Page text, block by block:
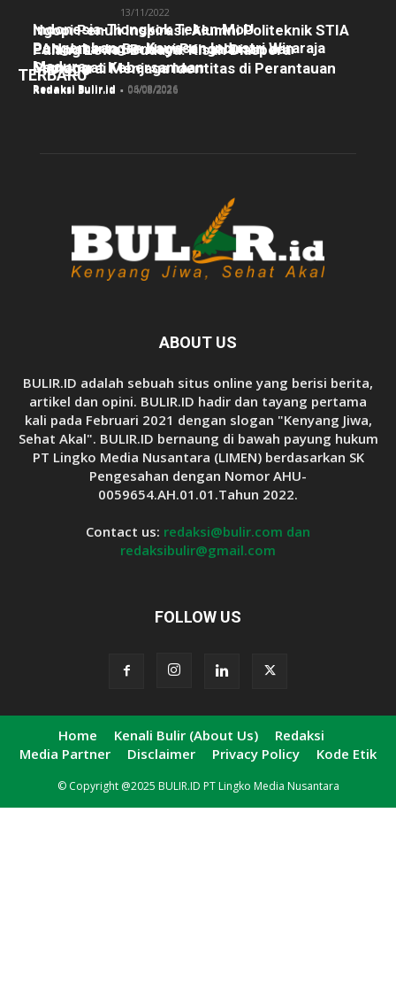
13/11/2022
TERBARU
Indonesia-Tiongkok Teken MoU
Pengembangan Kawasan Industri Wiraraja
Madura
Redaksi Bulir.id - 06/08/2026
Ngopi Penuh Inspirasi: Alumni Politeknik STIA
LAN Jakarta Berbagi Pengalaman dan
Semangat Kebersamaan
Redaksi Bulir.id - 05/08/2026
Pulang Lewat Budaya: Kisah Diaspora
Manggarai Menjaga Identitas di Perantauan
Redaksi Bulir.id - 04/08/2026
ABOUT US
BULIR.ID adalah sebuah situs online yang berisi berita,
artikel dan opini. BULIR.ID hadir dan tayang pertama
kali pada Februari 2021 dengan slogan "Kenyang Jiwa,
Sehat Akal". BULIR.ID bernaung di bawah payung hukum
PT Lingko Media Nusantara (LIMEN) berdasarkan SK
Pengesahan dengan Nomor AHU-
0059654.AH.01.01.Tahun 2022.
Contact us: redaksi@bulir.com dan
redaksibulir@gmail.com
FOLLOW US
Home Kenali Bulir (About Us)
Redaksi
Media Partner
Disclaimer Privacy Policy Kode Etik
© Copyright @2025 BULIR.ID PT Lingko Media Nusantara